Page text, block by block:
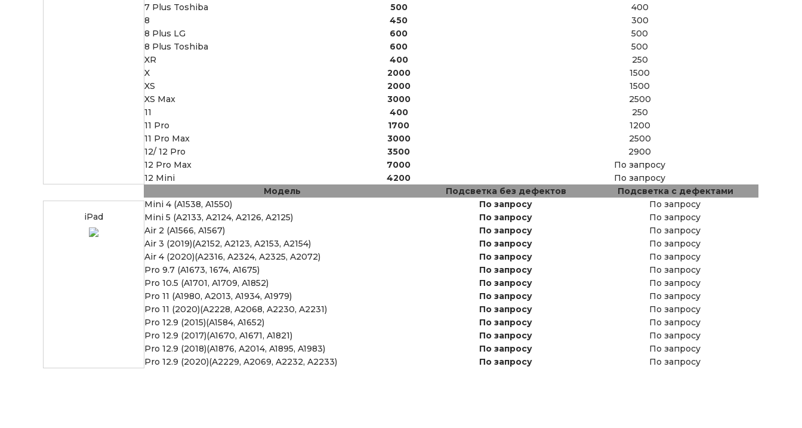
7 Plus Toshiba
500
400
8
450
300
8 Plus LG
600
500
8 Plus Toshiba
600
500
XR
400
250
X
2000
1500
XS
2000
1500
XS Max
3000
2500
11
400
250
11 Pro
1700
1200
11 Pro Max
3000
2500
12/ 12 Pro
3500
2900
12 Pro Max
7000
По запросу
12 Mini
4200 По запросу
iPad
Модель Подсветка без дефектов
Подсветка с дефектами
Mini 4 (A1538, A1550)
По запросу
По запросу
Mini 5 (A2133, A2124, A2126, A2125)
По запросу
По запросу
Air 2 (A1566, A1567)
По запросу
По запросу
Air 3 (2019)(A2152, A2123, A2153, A2154)
По запросу
По запросу
Air 4 (2020)(A2316, A2324, A2325, A2072)
По запросу
По запросу
Pro 9.7 (A1673, 1674, A1675)
По запросу
По запросу
Pro 10.5 (A1701, A1709, A1852)
По запросу
По запросу
Pro 11 (A1980, A2013, A1934, A1979)
По запросу
По запросу
Pro 11 (2020)(A2228, A2068, A2230, A2231)
По запросу
По запросу
Pro 12.9 (2015)(A1584, A1652)
По запросу
По запросу
Pro 12.9 (2017)(A1670, A1671, A1821)
По запросу
По запросу
Pro 12.9 (2018)(A1876, A2014, A1895, A1983)
По запросу
По запросу
Pro 12.9 (2020)(A2229, A2069, A2232, A2233)
По запросу По запросу